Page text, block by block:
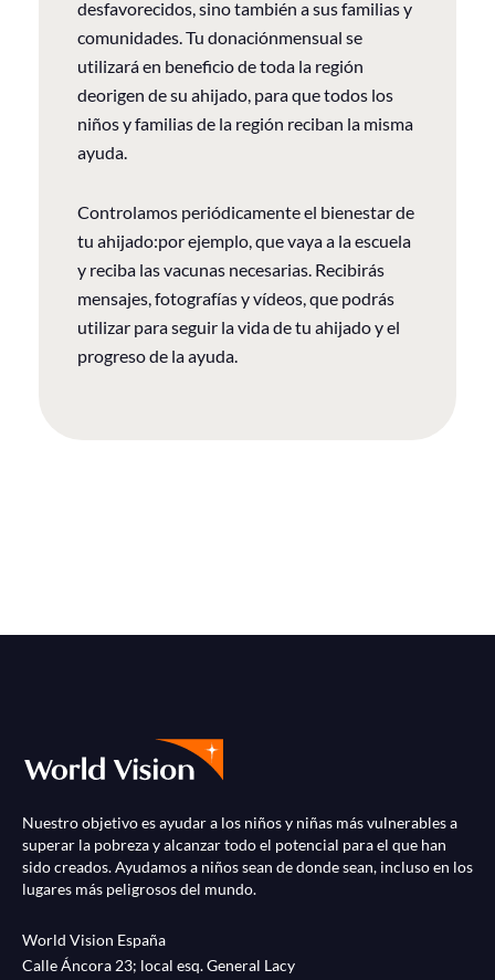
desfavorecidos, sino también a sus familias y
comunidades. Tu donaciónmensual se
utilizará en beneficio de toda la región
deorigen de su ahijado, para que todos los
niños y familias de la región reciban la misma
ayuda.
Controlamos periódicamente el bienestar de
tu ahijado:por ejemplo, que vaya a la escuela
y reciba las vacunas necesarias. Recibirás
mensajes, fotografías y vídeos, que podrás
utilizar para seguir la vida de tu ahijado y el
progreso de la ayuda.
Nuestro objetivo es ayudar a los niños y niñas más vulnerables a
superar la pobreza y alcanzar todo el potencial para el que han
sido creados. Ayudamos a niños sean de donde sean, incluso en los
lugares más peligrosos del mundo.
World Vision España
Calle Áncora 23; local esq. General Lacy